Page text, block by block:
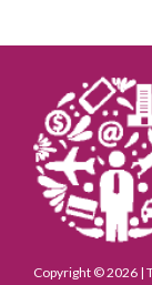
Copyright © 2026 |